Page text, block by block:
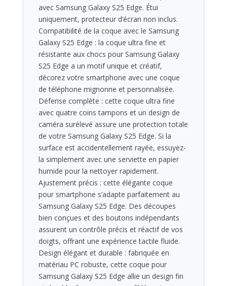
avec Samsung Galaxy S25 Edge. Étui
uniquement, protecteur d’écran non inclus.
Compatibilité de la coque avec le Samsung
Galaxy S25 Edge : la coque ultra fine et
résistante aux chocs pour Samsung Galaxy
S25 Edge a un motif unique et créatif,
décorez votre smartphone avec une coque
de téléphone mignonne et personnalisée.
Défense complète : cette coque ultra fine
avec quatre coins tampons et un design de
caméra surélevé assure une protection totale
de votre Samsung Galaxy S25 Edge. Si la
surface est accidentellement rayée, essuyez-
la simplement avec une serviette en papier
humide pour la nettoyer rapidement.
Ajustement précis : cette élégante coque
pour smartphone s’adapte parfaitement au
Samsung Galaxy S25 Edge. Des découpes
bien conçues et des boutons indépendants
assurent un contrôle précis et réactif de vos
doigts, offrant une expérience tactile fluide.
Design élégant et durable : fabriquée en
matériau PC robuste, cette coque pour
Samsung Galaxy S25 Edge allie un design fin